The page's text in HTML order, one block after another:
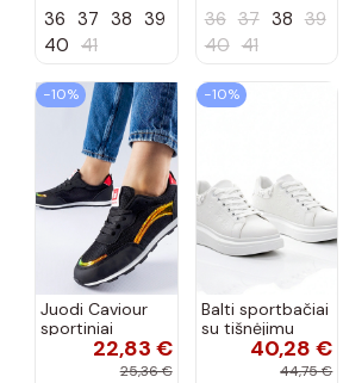
Casey
36 37 38 39
40 41
36 37 38 39
40 41
−10%
Juodi Caviour
sportiniai
sportbačiai22,83 €
25,36 €
−10%
Balti sportbačiai
su tišnėjimu
Peyton40,28 €
44,75 €